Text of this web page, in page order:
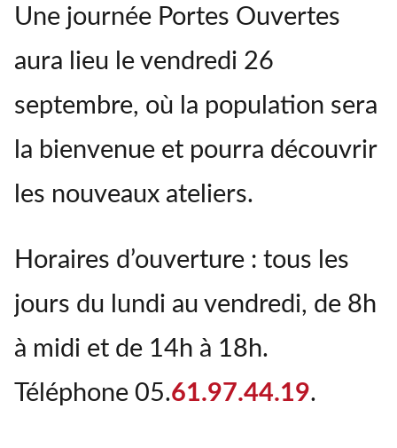
Une journée Portes Ouvertes
aura lieu le vendredi 26
septembre, où la population sera
la bienvenue et pourra découvrir
les nouveaux ateliers.
Horaires d’ouverture : tous les
jours du lundi au vendredi, de 8h
à midi et de 14h à 18h.
Téléphone 05.61.97.44.19.